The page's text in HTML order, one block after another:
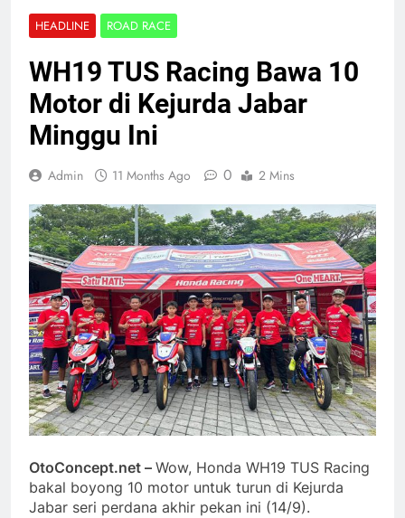
HEADLINE ROAD RACE
WH19 TUS Racing Bawa 10
Motor di Kejurda Jabar
Minggu Ini
Admin 11 Months Ago 0 2 Mins
OtoConcept.net – Wow, Honda WH19 TUS Racing
bakal boyong 10 motor untuk turun di Kejurda
Jabar seri perdana akhir pekan ini (14/9).